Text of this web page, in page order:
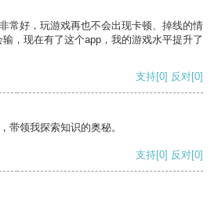
常好，玩游戏再也不会出现卡顿、掉线的情
，现在有了这个app，我的游戏水平提升了
支持[0] 反对[0]
带领我探索知识的奥秘。
支持[0] 反对[0]